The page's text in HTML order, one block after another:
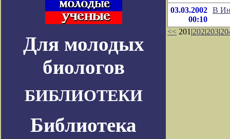
Для молодых
биологов
БИБЛИОТЕКИ
Библиотека
03.03.2002
00:10
В
<< 201|202|203|